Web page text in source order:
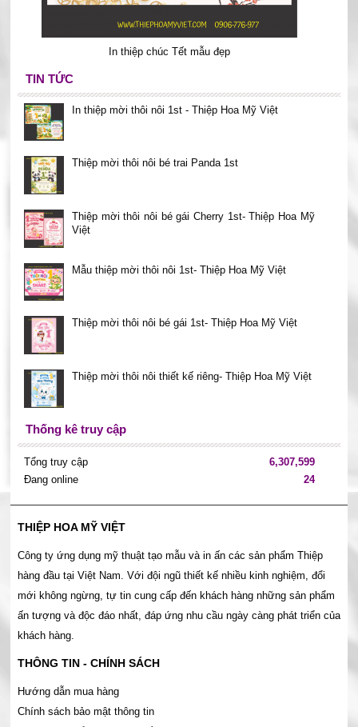
In thiệp chúc Tết mẫu đẹp
TIN TỨC
In thiệp mời thôi nôi 1st - Thiệp Hoa Mỹ Việt
Thiệp mời thôi nôi bé trai Panda 1st
Thiệp mời thôi nôi bé gái Cherry 1st- Thiệp Hoa Mỹ
Việt
Mẫu thiệp mời thôi nôi 1st- Thiệp Hoa Mỹ Việt
Thiệp mời thôi nôi bé gái 1st- Thiệp Hoa Mỹ Việt
Thiệp mời thôi nôi thiết kế riêng- Thiệp Hoa Mỹ Việt
Thống kê truy cập
Tổng truy cập
6,307,599
Đang online
24
THIỆP HOA MỸ VIỆT
Công ty ứng dụng mỹ thuật tạo mẫu và in ấn các sản phẩm Thiệp
hàng đầu tại Việt Nam. Với đội ngũ thiết kế nhiều kinh nghiệm, đổi
mới không ngừng, tự tin cung cấp đến khách hàng những sản phẩm
ấn tượng và độc đáo nhất, đáp ứng nhu cầu ngày càng phát triển của
khách hàng.
THÔNG TIN - CHÍNH SÁCH
Hướng dẫn mua hàng
Chính sách bảo mật thông tin